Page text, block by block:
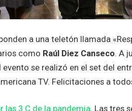
a una teletón llamada
como Raúl Diez Canseco. A
se realizó en el set del
TV. Felicitaciones a
las 3 C de la pandemia. Las tres